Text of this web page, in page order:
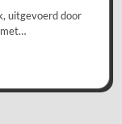
uitgevoerd door
met…